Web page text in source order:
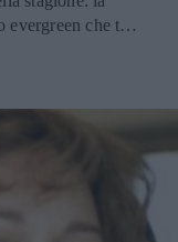
che tutti